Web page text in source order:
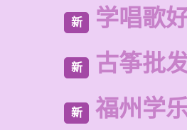
新 学唱歌
新 古筝批
新 福州学